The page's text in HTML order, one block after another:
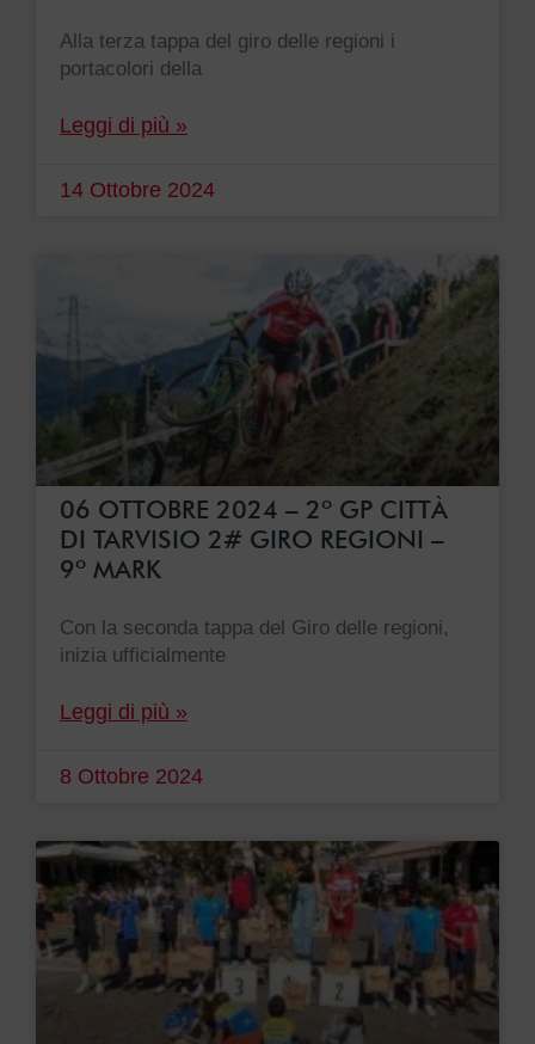
Alla terza tappa del giro delle regioni i
portacolori della
Leggi di più »
14 Ottobre 2024
06 OTTOBRE 2024 – 2º GP CITTÀ
DI TARVISIO 2# GIRO REGIONI –
9º MARK
Con la seconda tappa del Giro delle regioni,
inizia ufficialmente
Leggi di più »
8 Ottobre 2024